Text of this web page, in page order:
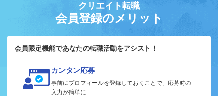
クリエイト転職
会員登録のメリット
会員限定機能であなたの転職活動をアシスト！
カンタン応募
事前にプロフィールを登録しておくことで、応募時の
入力が簡単に